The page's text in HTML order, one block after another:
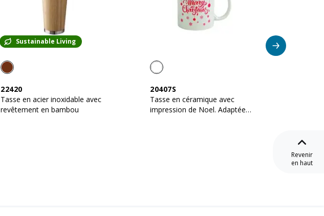
Sustainable Living
22420
Tasse en acier inoxidable avec
revêtement en bambou
20407S
Tasse en céramique avec
impression de Noel. Adaptée
Revenir
en haut